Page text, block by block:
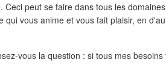
Ceci peut se faire dans tous les
qui vous anime et vous fait plaisir, en
vous la question : si tous mes